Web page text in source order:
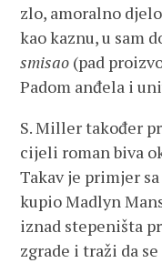
zlo, amoralno
kao kaznu, u sam
smisao (pad
Padom anđela i
S. Miller također
cijeli roman biva
Takav je primjer
kupio Madlyn
iznad stepeništa
zgrade i traži da